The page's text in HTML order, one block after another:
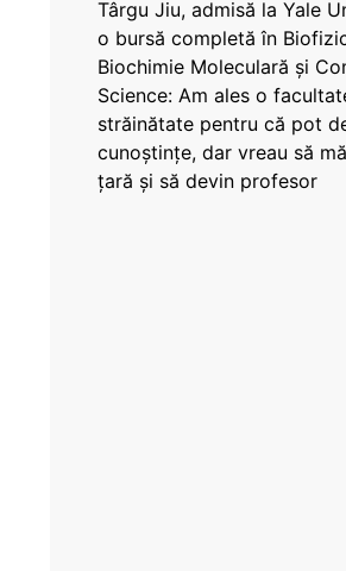
Târgu Jiu, admisă la Yale
o bursă completă în
Biochimie Moleculară și
Science: Am ales o
străinătate pentru că pot
cunoștințe, dar vreau să
țară și să devin profesor